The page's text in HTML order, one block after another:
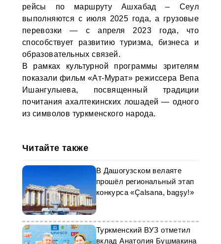
рейсы по маршруту Ашхабад – Сеул
выполняются с июля 2025 года, а грузовые
перевозки — с апреля 2023 года, что
способствует развитию туризма, бизнеса и
образовательных связей.
В рамках культурной программы зрителям
показали фильм «Ат-Мурат» режиссера Вепа
Ишангулыева, посвященный традиции
почитания ахалтекинских лошадей — одного
из символов туркменского народа.
Читайте также
В Дашогузском велаяте
прошёл региональный этап
конкурса «Çalsana, bagşy!»
Туркменский ВУЗ отметил
вклад Анатолия Бушмакина